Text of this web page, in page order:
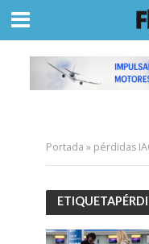
Portada » pérdidas